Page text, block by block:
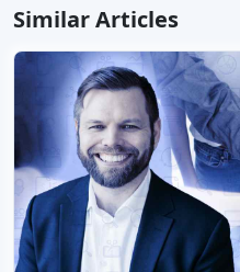
Similar Articles